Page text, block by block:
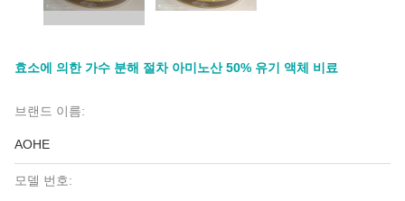
효소에 의한 가수 분해 절차 아미노산 50% 유기 액체 비료
브랜드 이름:
AOHE
모델 번호: